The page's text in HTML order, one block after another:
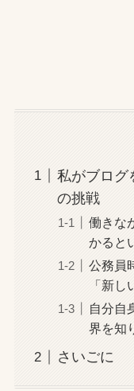
私がブログ
の挑戦
働きな
かると
公務員
「新し
自分自
界を知
さいごに